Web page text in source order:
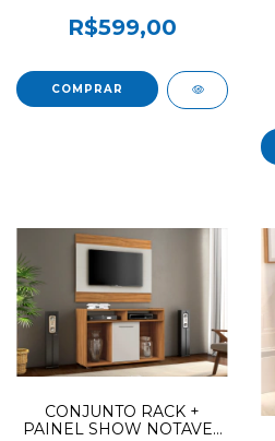
WHITE (MARCAÇÃO CIN
/OFF)
R$599,00
CONJUNTO RACK +
PAINEL SHOW NOTAVEL